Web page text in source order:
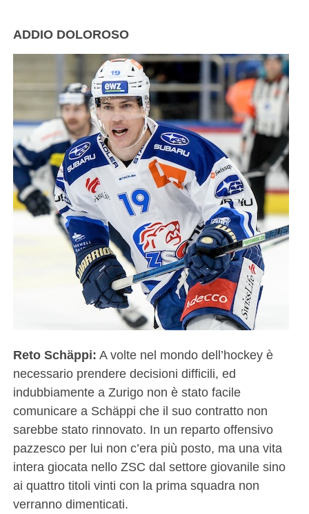
ADDIO DOLOROSO
Reto Schäppi: A volte nel mondo dell’hockey è
necessario prendere decisioni difficili, ed
indubbiamente a Zurigo non è stato facile
comunicare a Schäppi che il suo contratto non
sarebbe stato rinnovato. In un reparto offensivo
pazzesco per lui non c’era più posto, ma una vita
intera giocata nello ZSC dal settore giovanile sino
ai quattro titoli vinti con la prima squadra non
verranno dimenticati.